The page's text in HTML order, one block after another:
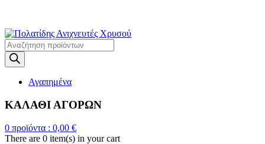
Products
search
Αγαπημένα
ΚΑΛΑΘΙ ΑΓΟΡΩΝ
0 προϊόντα : 0,00 €
There are 0 item(s) in your cart